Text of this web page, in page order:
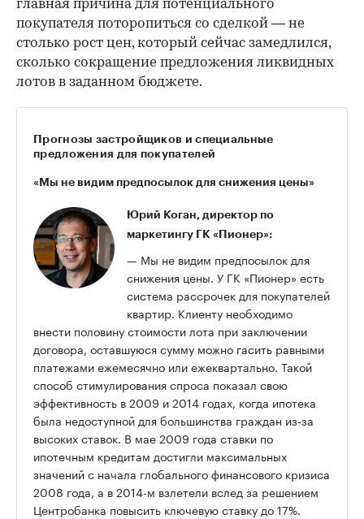
главная причина для потенциального
покупателя поторопиться со сделкой — не
столько рост цен, который сейчас замедлился,
сколько сокращение предложения ликвидных
лотов в заданном бюджете.
Прогнозы застройщиков и специальные
предложения для покупателей
«Мы не видим предпосылок для снижения цены»
Юрий Коган , директор по
маркетингу ГК «Пионер»:
— Мы не видим предпосылок для
снижения цены. У ГК «Пионер» есть
система рассрочек для покупателей
квартир. Клиенту необходимо
внести половину стоимости лота при заключении
договора, оставшуюся сумму можно гасить равными
платежами ежемесячно или ежеквартально. Такой
способ стимулирования спроса показал свою
эффективность в 2009 и 2014 годах, когда ипотека
была недоступной для большинства граждан из-за
высоких ставок. В мае 2009 года ставки по
ипотечным кредитам достигли максимальных
значений с начала глобального финансового кризиса
2008 года, а в 2014-м взлетели вслед за решением
Центробанка повысить ключевую ставку до 17%.